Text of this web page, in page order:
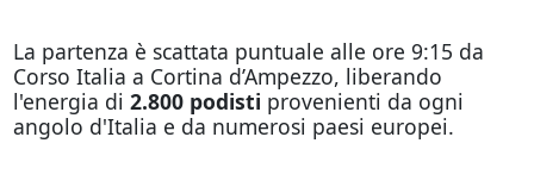
La partenza è scattata puntuale alle ore 9:15 da
Corso Italia a Cortina d’Ampezzo, liberando
l'energia di 2.800 podisti provenienti da ogni
angolo d'Italia e da numerosi paesi europei.